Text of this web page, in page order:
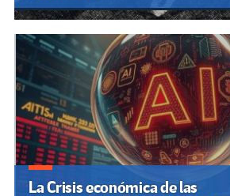
La Crisis económica de las